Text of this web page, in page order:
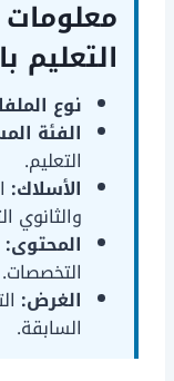
معلومات
التعليم
نوع
الفئة
التعليم.
الأسلاك:
والثانوي
المحتوى:
التخصصات.
الغرض:
السابقة.